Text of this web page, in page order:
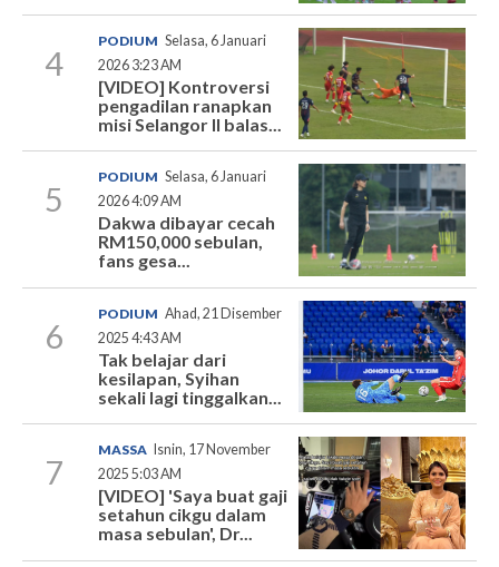
4
PODIUM Selasa, 6 Januari
2026 3:23 AM
[VIDEO] Kontroversi
pengadilan ranapkan
misi Selangor II balas...
5
PODIUM Selasa, 6 Januari
2026 4:09 AM
Dakwa dibayar cecah
RM150,000 sebulan,
fans gesa...
6
PODIUM Ahad, 21 Disember
2025 4:43 AM
Tak belajar dari
kesilapan, Syihan
sekali lagi tinggalkan...
7
MASSA
Isnin, 17 November
2025 5:03 AM
[VIDEO] 'Saya buat gaji
setahun cikgu dalam
masa sebulan', Dr...